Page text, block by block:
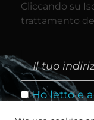
Cliccando su
trattamento
Ho letto e